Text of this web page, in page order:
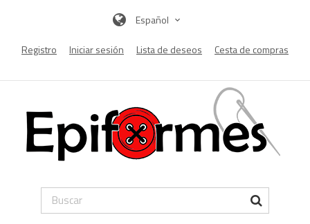
Español
Registro Iniciar sesión Lista de deseos Cesta de compras